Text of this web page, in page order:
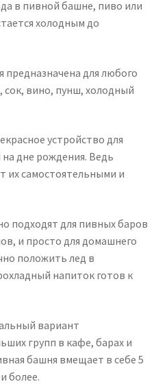
в пивной башне, пиво или
холодным до
предназначена для любого
сок, вино, пунш, холодный
устройство для
дне рождения. Ведь
их самостоятельными и
подходят для пивных баров
и просто для домашнего
положить лед в
напиток готов к
вариант
групп в кафе, барах и
башня вмещает в себе 5
более.